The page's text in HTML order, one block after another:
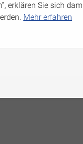
erklären Sie sich
Mehr erfahren